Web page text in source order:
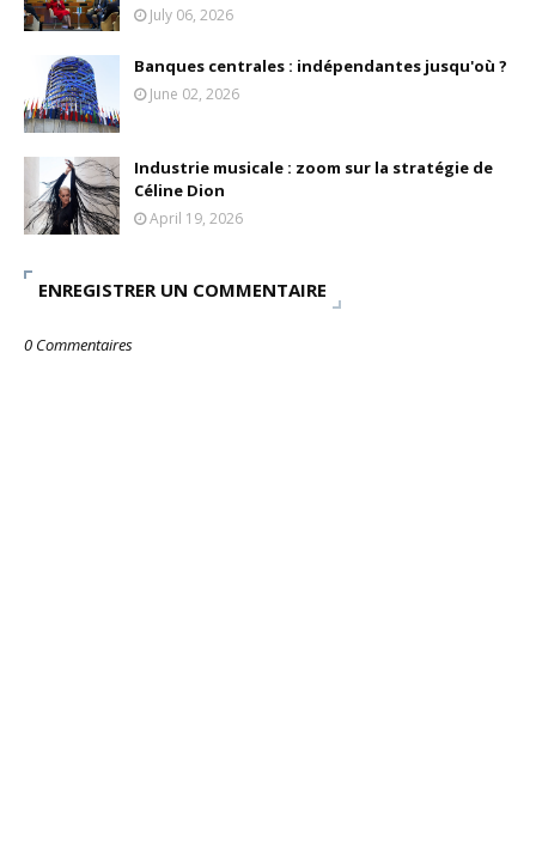
July 06, 2026
Banques centrales : indépendantes jusqu'où ?
June 02, 2026
Industrie musicale : zoom sur la stratégie de
Céline Dion
April 19, 2026
ENREGISTRER UN COMMENTAIRE
0 Commentaires